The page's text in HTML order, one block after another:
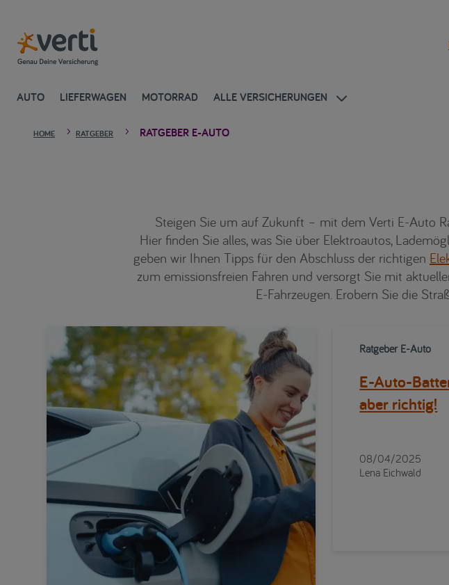
AUTO LIEFERWAGEN MOTORRAD ALLE VERSICHERUNGEN
HOME 5 RATGEBER 5 RATGEBER E-AUTO
Steigen Sie um auf Zukunft – mit dem Verti E-Auto
Hier finden Sie alles, was Sie über Elektroautos,
geben wir Ihnen Tipps für den Abschluss der richtigen
zum emissionsfreien Fahren und versorgt Sie mit
E-Fahrzeugen. Erobern Sie die
Ratgeber E-Auto
E-Auto-
aber richtig!
08/04/2025
Lena Eichwald